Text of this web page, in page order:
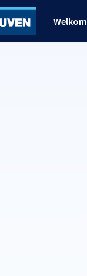
Welkom